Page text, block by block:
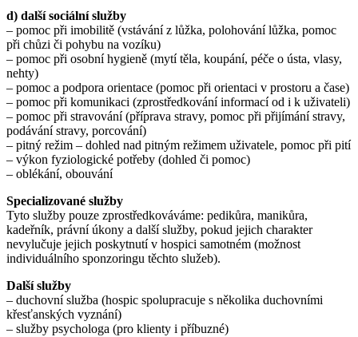
d) další sociální služby
– pomoc při imobilitě (vstávání z lůžka, polohování lůžka, pomoc
při chůzi či pohybu na vozíku)
– pomoc při osobní hygieně (mytí těla, koupání, péče o ústa, vlasy,
nehty)
– pomoc a podpora orientace (pomoc při orientaci v prostoru a čase)
– pomoc při komunikaci (zprostředkování informací od i k uživateli)
– pomoc při stravování (příprava stravy, pomoc při přijímání stravy,
podávání stravy, porcování)
– pitný režim – dohled nad pitným režimem uživatele, pomoc při pití
– výkon fyziologické potřeby (dohled či pomoc)
– oblékání, obouvání
Specializované služby
Tyto služby pouze zprostředkováváme: pedikůra, manikůra,
kadeřník, právní úkony a další služby, pokud jejich charakter
nevylučuje jejich poskytnutí v hospici samotném (možnost
individuálního sponzoringu těchto služeb).
Další služby
– duchovní služba (hospic spolupracuje s několika duchovními
křesťanských vyznání)
– služby psychologa (pro klienty i příbuzné)